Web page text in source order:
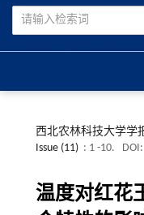
西北农林科技大学学
Issue (11) : 1 -10. DOI:
温度对红花